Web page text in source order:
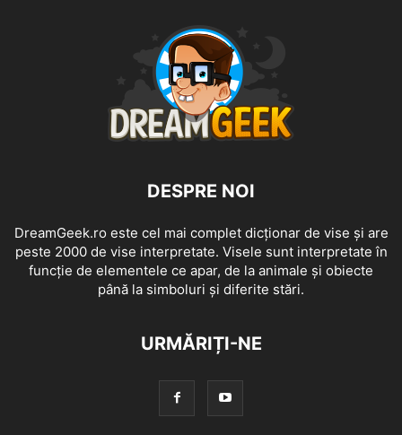
DESPRE NOI
DreamGeek.ro este cel mai complet dicționar de vise și are
peste 2000 de vise interpretate. Visele sunt interpretate în
funcție de elementele ce apar, de la animale și obiecte
până la simboluri și diferite stări.
URMĂRIȚI-NE